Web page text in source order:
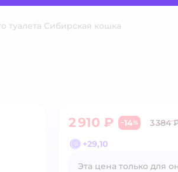
туалета Сибирская кошка
2 910 ₽ −14%
3 384
+29,10
Эта цена только для